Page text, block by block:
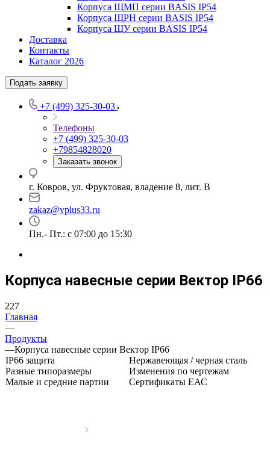
Корпуса ЩМП серии BASIS IP54
Корпуса ЩРН серии BASIS IP54
Корпуса ЩУ серии BASIS IP54
Доставка
Контакты
Каталог 2026
Подать заявку
+7 (499) 325-30-03
Телефоны
+7 (499) 325-30-03
+79854828020
Заказать звонок
г. Ковров, ул. Фруктовая, владение 8, лит. В
zakaz@vplus33.ru
Пн.- Пт.: с 07:00 до 15:30
Корпуса навесные серии Вектор IP66
227
Главная
—
Продукты
—Корпуса навесные серии Вектор IP66
IP66 защита
Нержавеющая / черная сталь
Разные типоразмеры
Изменения по чертежам
Малые и средние партии
Сертификаты ЕАС